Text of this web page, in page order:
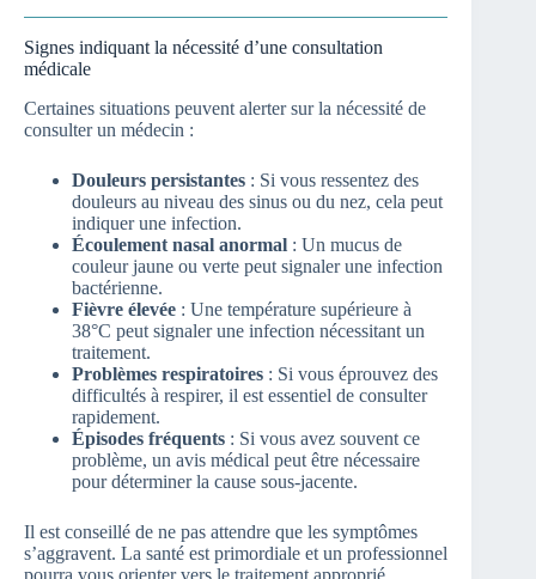
Signes indiquant la nécessité d’une consultation
médicale
Certaines situations peuvent alerter sur la nécessité de
consulter un médecin :
Douleurs persistantes : Si vous ressentez des
douleurs au niveau des sinus ou du nez, cela peut
indiquer une infection.
Écoulement nasal anormal : Un mucus de
couleur jaune ou verte peut signaler une infection
bactérienne.
Fièvre élevée : Une température supérieure à
38°C peut signaler une infection nécessitant un
traitement.
Problèmes respiratoires : Si vous éprouvez des
difficultés à respirer, il est essentiel de consulter
rapidement.
Épisodes fréquents : Si vous avez souvent ce
problème, un avis médical peut être nécessaire
pour déterminer la cause sous-jacente.
Il est conseillé de ne pas attendre que les symptômes
s’aggravent. La santé est primordiale et un professionnel
pourra vous orienter vers le traitement approprié.